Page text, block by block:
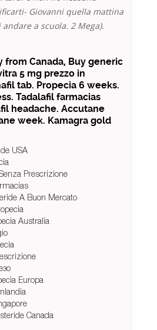
Giovanni quella mattina
a scuola. 2 Mega).
from Canada, Buy generic
5 mg prezzo in
tab. Propecia 6 weeks.
Tadalafil farmacias
headache. Accutane
week. Kamagra gold
USA
Prescrizione
A Buon Mercato
Australia
Europa
Canada